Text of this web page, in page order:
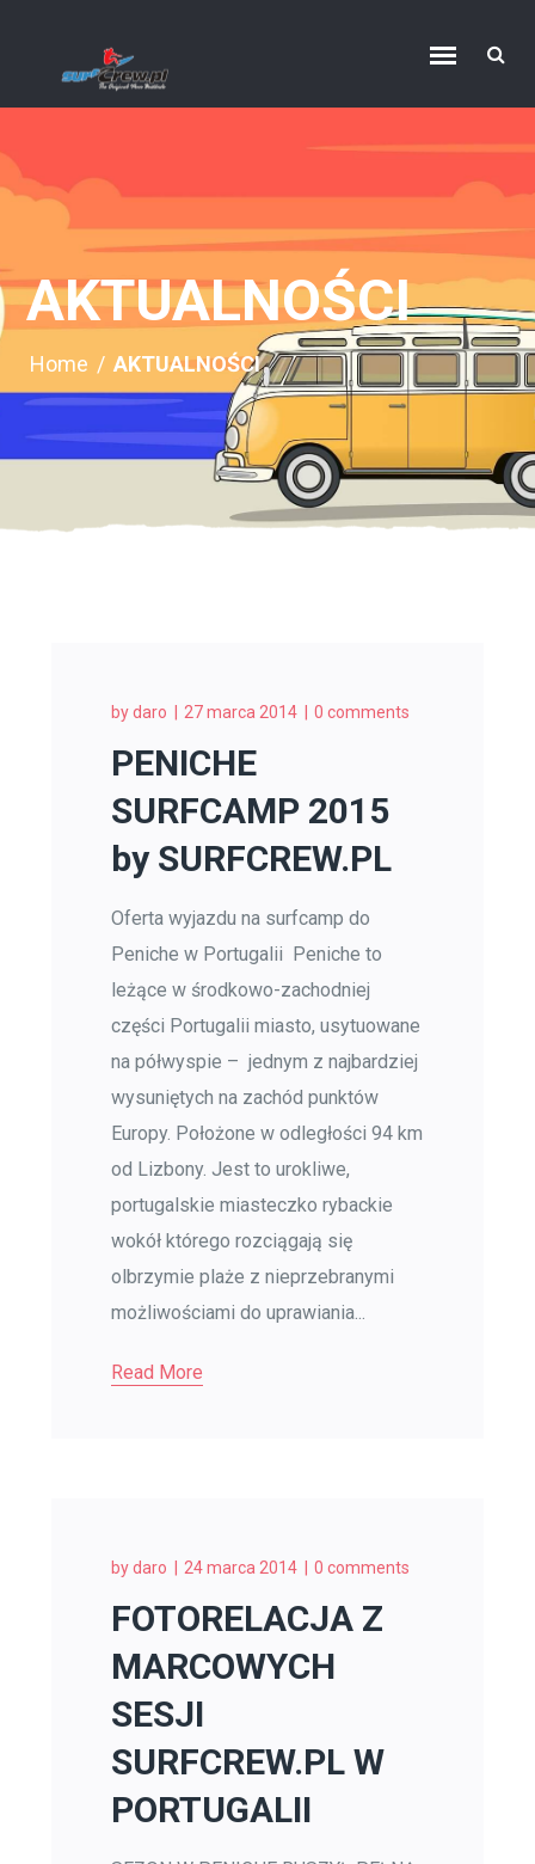
AKTUALNOŚCI
Home / AKTUALNOŚCI
bydaro 27 marca 2014 0 comments
PENICHE
SURFCAMP 2015
by SURFCREW.PL
Oferta wyjazdu na surfcamp do
Peniche w Portugalii Peniche to
leżące w środkowo-zachodniej
części Portugalii miasto, usytuowane
na półwyspie – jednym z najbardziej
wysuniętych na zachód punktów
Europy. Położone w odległości 94 km
od Lizbony. Jest to urokliwe,
portugalskie miasteczko rybackie
wokół którego rozciągają się
olbrzymie plaże z nieprzebranymi
możliwościami do uprawiania...
Read More
bydaro 24 marca 2014 0 comments
FOTORELACJA Z
MARCOWYCH
SESJI
SURFCREW.PL W
PORTUGALII